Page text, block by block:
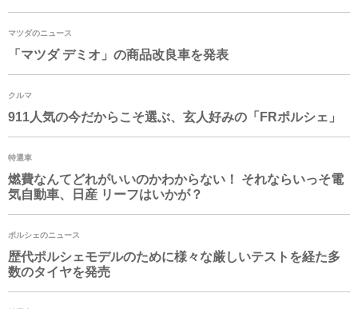
マツダのニュース
「マツダ デミオ」の商品改良車を発表
クルマ
911人気の今だからこそ選ぶ、玄人好みの「FRポルシェ」
特選車
燃費なんてどれがいいのかわからない！ それならいっそ電
気自動車、日産 リーフはいかが？
ポルシェのニュース
歴代ポルシェモデルのために様々な厳しいテストを経た多
数のタイヤを発売